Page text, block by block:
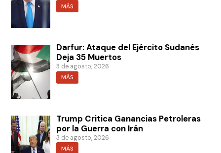
MÁS
Darfur: Ataque del Ejército Sudanés
Deja 35 Muertos
3 de agosto, 2026
MÁS
Trump Critica Ganancias Petroleras
por la Guerra con Irán
3 de agosto, 2026
MÁS